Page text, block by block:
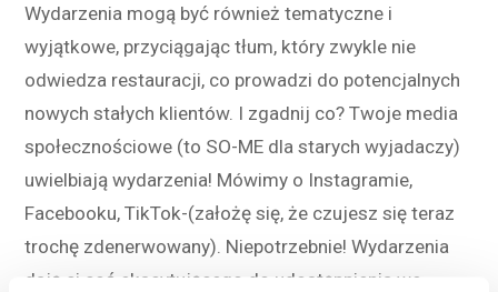
Wydarzenia mogą być również tematyczne i
wyjątkowe, przyciągając tłum, który zwykle nie
odwiedza restauracji, co prowadzi do potencjalnych
nowych stałych klientów. I zgadnij co? Twoje media
społecznościowe (to SO-ME dla starych wyjadaczy)
uwielbiają wydarzenia! Mówimy o Instagramie,
Facebooku, TikTok-(założę się, że czujesz się teraz
trochę zdenerwowany). Niepotrzebnie! Wydarzenia
dają ci coś ekscytującego do udostępnienia we